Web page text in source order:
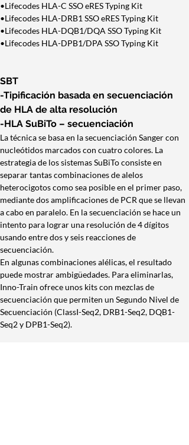
•Lifecodes HLA-C SSO eRES Typing Kit
•Lifecodes HLA-DRB1 SSO eRES Typing Kit
•Lifecodes HLA-DQB1/DQA SSO Typing Kit
•Lifecodes HLA-DPB1/DPA SSO Typing Kit
SBT
-Tipificación basada en secuenciación
de HLA de alta resolución
-HLA SuBiTo – secuenciación
La técnica se basa en la secuenciación Sanger con
nucleótidos marcados con cuatro colores. La
estrategia de los sistemas SuBiTo consiste en
separar tantas combinaciones de alelos
heterocigotos como sea posible en el primer paso,
mediante dos amplificaciones de PCR que se llevan
a cabo en paralelo. En la secuenciación se hace un
intento para lograr una resolución de 4 dígitos
usando entre dos y seis reacciones de
secuenciación.
En algunas combinaciones alélicas, el resultado
puede mostrar ambigüedades. Para eliminarlas,
Inno-Train ofrece unos kits con mezclas de
secuenciación que permiten un Segundo Nivel de
Secuenciación (ClassI-Seq2, DRB1-Seq2, DQB1-
Seq2 y DPB1-Seq2).